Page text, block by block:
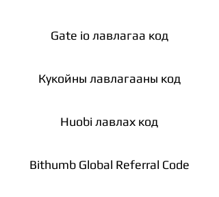
Gate io лавлагаа код
Кукойны лавлагааны код
Huobi лавлах код
Bithumb Global Referral Code